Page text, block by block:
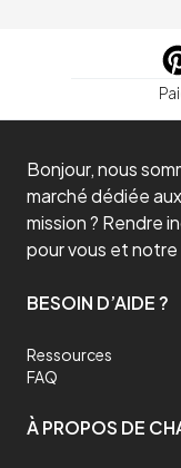
Bonjour, nous
marché dédiée
mission ? Rendre
pour vous et
BESOIN D’AIDE ?
Ressources
FAQ
À PROPOS DE